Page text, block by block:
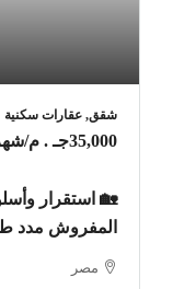
شقق, عقارات سكنية
35,000جـ . م /
🏡 استقرار
المفروش مدد
مصر